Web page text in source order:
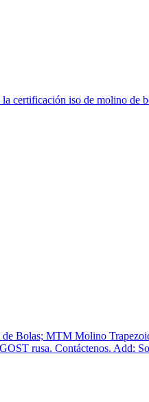
certificación iso de molino
Bolas; MTM Molino
rusa. Contáctenos. Add: